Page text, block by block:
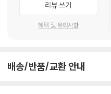
리뷰 쓰기
혜택 및 유의사항
배송/반품/교환 안내